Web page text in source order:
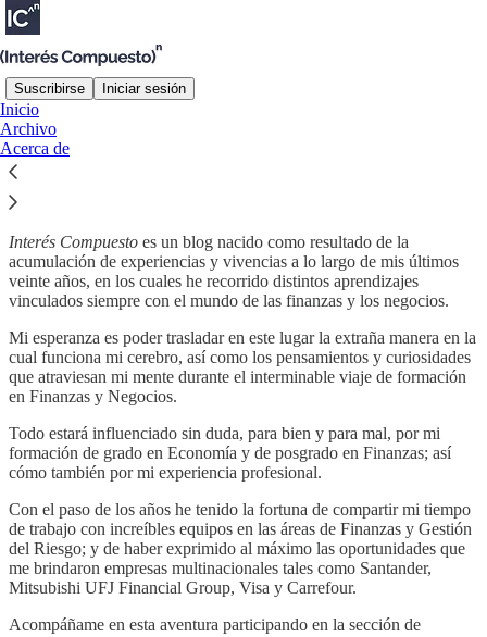
Suscribirse Iniciar sesión
Inicio
Archivo
Acerca de
¿De donde salió esto?
Interés Compuesto es un blog nacido como resultado de la
acumulación de experiencias y vivencias a lo largo de mis últimos
veinte años, en los cuales he recorrido distintos aprendizajes
vinculados siempre con el mundo de las finanzas y los negocios.
Mi esperanza es poder trasladar en este lugar la extraña manera en la
cual funciona mi cerebro, así como los pensamientos y curiosidades
que atraviesan mi mente durante el interminable viaje de formación
en Finanzas y Negocios.
Todo estará influenciado sin duda, para bien y para mal, por mi
formación de grado en Economía y de posgrado en Finanzas; así
cómo también por mi experiencia profesional.
Con el paso de los años he tenido la fortuna de compartir mi tiempo
de trabajo con increíbles equipos en las áreas de Finanzas y Gestión
del Riesgo; y de haber exprimido al máximo las oportunidades que
me brindaron empresas multinacionales tales como Santander,
Mitsubishi UFJ Financial Group, Visa y Carrefour.
Acompáñame en esta aventura participando en la sección de